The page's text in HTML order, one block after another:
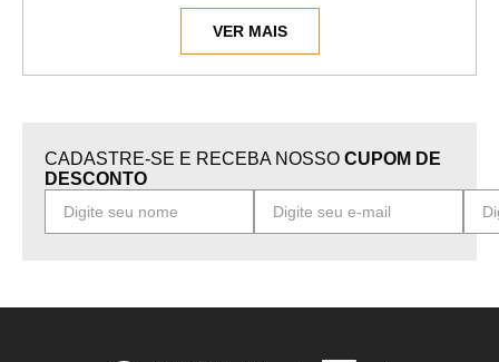
novo, mas sem aquele peso no bolso.
O motor parcial Chevrolet vem com tudo que você
precisa: bloco, pistões e anéis, árvore de
Na maioria das vezes, trocar seu motor por um
motor parcial da Chevrolet sai muito mais em
conta do que tentar consertar cada peça
separada.
pode voltar para a estrada com toda a confiança
VER MAIS
CADASTRE-SE E RECEBA NOSSO CUPOM DE
DESCONTO